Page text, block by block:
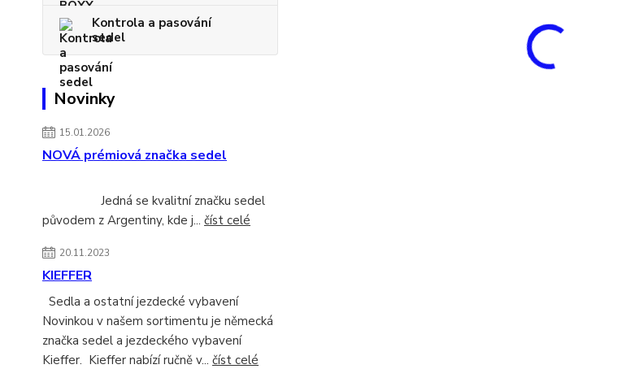
Kontrola a pasování
sedel
Novinky
15.01.2026
NOVÁ prémiová značka sedel
Jedná se kvalitní značku sedel
původem z Argentiny, kde j... číst celé
20.11.2023
KIEFFER
Sedla a ostatní jezdecké vybavení
Novinkou v našem sortimentu je německá
značka sedel a jezdeckého vybavení
Kieffer. Kieffer nabízí ručně v... číst celé